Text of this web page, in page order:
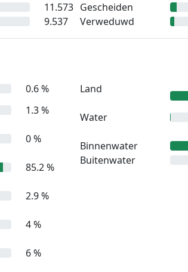
11.573
9.537
Gescheiden
Verweduwd
0.6 %
1.3 %
0 %
85.2 %
2.9 %
4 %
6 %
Land
Water
Binnenwater
Buitenwater